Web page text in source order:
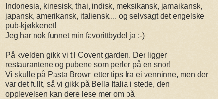
Indonesia, kinesisk, thai, indisk, meksikansk, jamaikansk,
japansk, amerikansk, italiensk.... og selvsagt det engelske
pub-kjøkkenet!
Jeg har nok funnet min favorittbydel ja :-)
På kvelden gikk vi til Covent garden. Der ligger
restaurantene og pubene som perler på en snor!
Vi skulle på Pasta Brown etter tips fra ei venninne, men der
var det fullt, så vi gikk på Bella Italia i stede, den
opplevelsen kan dere lese mer om på